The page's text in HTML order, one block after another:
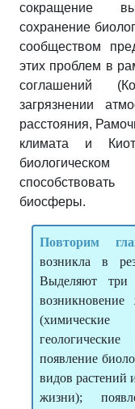
сокращение
сохранение
сообществом
этих проблем в
соглашений
загрязнении
расстояния,
климата и
биосферы.
Повторим
возникла в
Выделяют три
появление
видов растений
жизни);